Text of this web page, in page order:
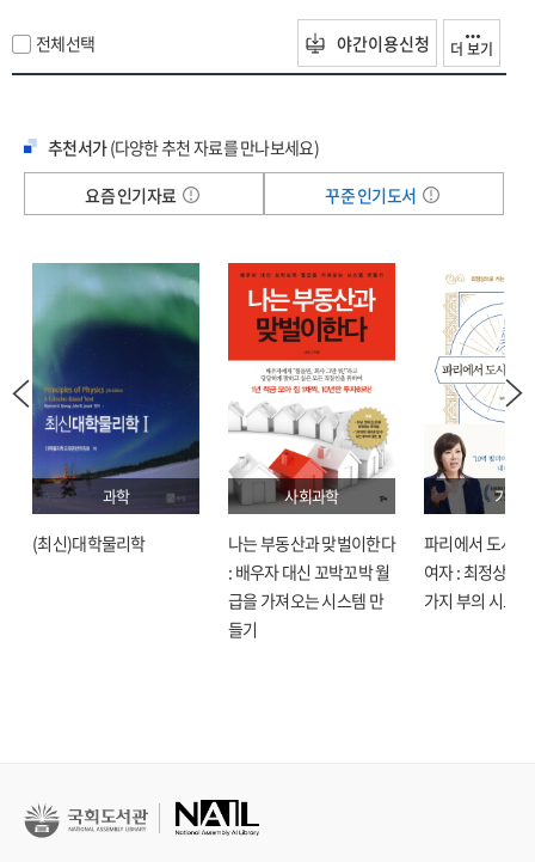
전체선택 야간이용신청 더 보기
추천서가(다양한 추천 자료를 만나보세요)
요즘 인기자료
꾸준 인기도서
과학
(최신)대학물리학
사회과학
나는 부동산과 맞벌이한다
: 배우자 대신 꼬박꼬박 월
급을 가져오는 시스템 만
들기
기술
파리에서 도시락
여자 : 최정상으
가지 부의 시크릿